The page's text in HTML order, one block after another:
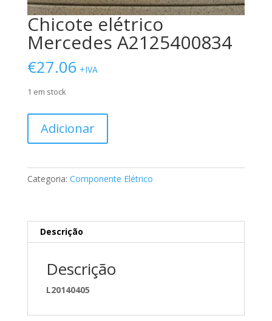
Chicote elétrico
Mercedes A2125400834
€27.06 +IVA
1 em stock
Chicote
Mercedes
Adicionar
Categoria: Componente Elétrico
Descrição
Descrição
L20140405